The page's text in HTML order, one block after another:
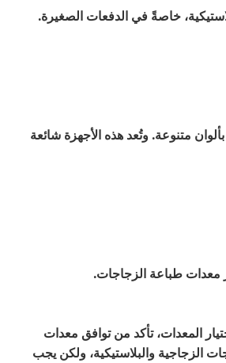
خاصةً في الدفعات الصغيرة.
متنوعة. وتُعد هذه الأجهزة شائعة
معدات طباعة الزجاجات.
المعدات، تأكد من توافق معدات
الزجاجية والبلاستيكية، ولكن يجب